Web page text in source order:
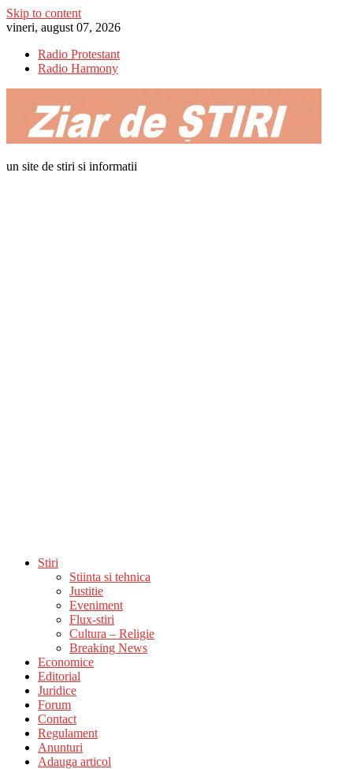
Skip to content
vineri, august 07, 2026
Radio Protestant
Radio Harmony
un site de stiri si informatii
Stiri
Stiinta si tehnica
Justitie
Eveniment
Flux-stiri
Cultura – Religie
Breaking News
Economice
Editorial
Juridice
Forum
Contact
Regulament
Anunturi
Adauga articol